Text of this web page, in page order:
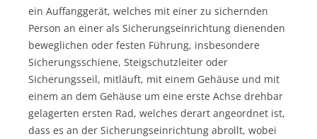
ein Auffanggerät, welches mit einer zu sichernden
Person an einer als Sicherungseinrichtung dienenden
beweglichen oder festen Führung, insbesondere
Sicherungsschiene, Steigschutzleiter oder
Sicherungsseil, mitläuft, mit einem Gehäuse und mit
einem an dem Gehäuse um eine erste Achse drehbar
gelagerten ersten Rad, welches derart angeordnet ist,
dass es an der Sicherungseinrichtung abrollt, wobei